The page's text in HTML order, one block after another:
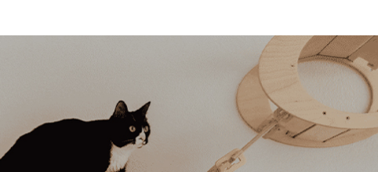
Anne Kedi Yavrusunu Neden
Reddeder ve Terk Eder?
Tüm İnsanların
Gereken 26
22.05.2020
Anne Kedi